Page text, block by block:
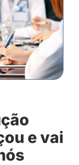
e vai